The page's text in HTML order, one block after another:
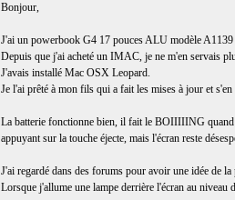
Bonjour,
J'ai un powerbook G4 17 pouces ALU modèle A1139
Depuis que j'ai acheté un IMAC, je ne m'en servais
J'avais installé Mac OSX Leopard.
Je l'ai prêté à mon fils qui a fait les mises à jour et
La batterie fonctionne bien, il fait le BOIIIIING quand
appuyant sur la touche éjecte, mais l'écran reste
J'ai regardé dans des forums pour avoir une idée de
Lorsque j'allume une lampe derrière l'écran au niveau